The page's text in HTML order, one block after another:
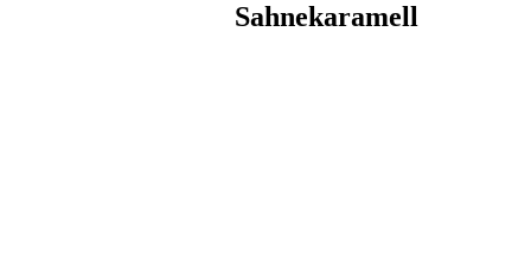
Sahnekaramell